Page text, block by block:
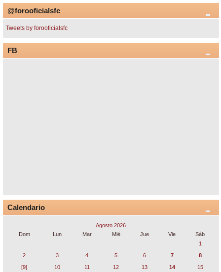
@forooficialsfc
Tweets by forooficialsfc
FB
Calendario
Agosto 2026
Dom
Lun Mar Mié Jue Vie
Sáb
1
2
3 4 5 6 7
8
[9]
10 11 12 13 14 15